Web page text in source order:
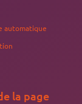
un autre
automatique
la page